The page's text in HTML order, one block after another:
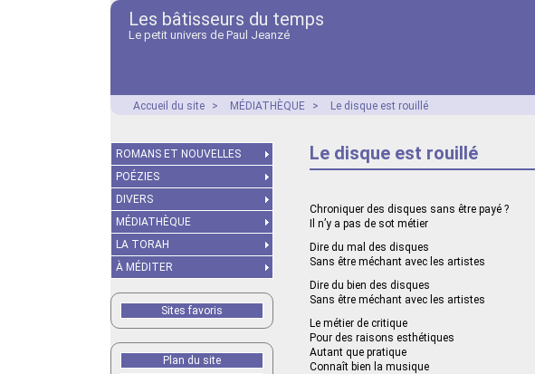
Les bâtisseurs du temps
Le petit univers de Paul Jeanzé
Accueil du site > MÉDIATHÈQUE > Le disque est rouillé
Le disque est rouillé
Chroniquer des disques sans être payé ?
Il n’y a pas de sot métier
Dire du mal des disques
Sans être méchant avec les artistes
Dire du bien des disques
Sans être méchant avec les artistes
Le métier de critique
Pour des raisons esthétiques
Autant que pratique
Connaît bien la musique
ROMANS ET NOUVELLES
POÉZIES
DIVERS
MÉDIATHÈQUE
LA TORAH
À MÉDITER
Sites favoris
Plan du site